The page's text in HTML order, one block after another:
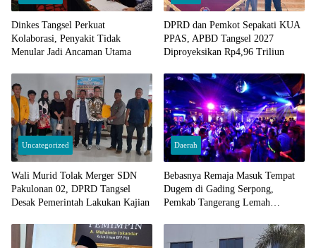
Dinkes Tangsel Perkuat
Kolaborasi, Penyakit Tidak
Menular Jadi Ancaman Utama
DPRD dan Pemkot Sepakati KUA
PPAS, APBD Tangsel 2027
Diproyeksikan Rp4,96 Triliun
Uncategorized
Wali Murid Tolak Merger SDN
Pakulonan 02, DPRD Tangsel
Desak Pemerintah Lakukan Kajian
Daerah
Bebasnya Remaja Masuk Tempat
Dugem di Gading Serpong,
Pemkab Tangerang Lemah